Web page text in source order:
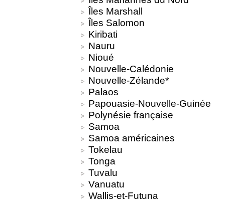
Îles Marshall
Îles Salomon
Kiribati
Nauru
Nioué
Nouvelle-Calédonie
Nouvelle-Zélande*
Palaos
Papouasie-Nouvelle-Guinée
Polynésie française
Samoa
Samoa américaines
Tokelau
Tonga
Tuvalu
Vanuatu
Wallis-et-Futuna